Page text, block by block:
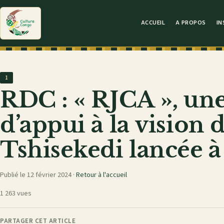
ACCUEIL A PROPOS
1
RDC : « RJCA »,
d’appui à la vision
Tshisekedi lancée
Publié le 12 février 2024 · Retour à l'accueil
1 263 vues
PARTAGER CET ARTICLE